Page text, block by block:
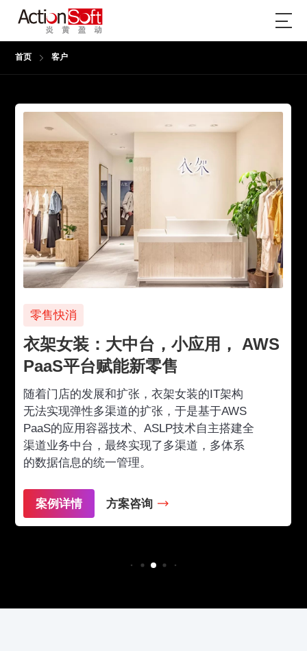
首页 客户
零售快消
衣架女装：大中台，小应用， AWS
PaaS平台赋能新零售
随着门店的发展和扩张，衣架女装的IT架构
无法实现弹性多渠道的扩张，于是基于AWS
PaaS的应用容器技术、ASLP技术自主搭建全
渠道业务中台，最终实现了多渠道，多体系
的数据信息的统一管理。
案例详情 方案咨询